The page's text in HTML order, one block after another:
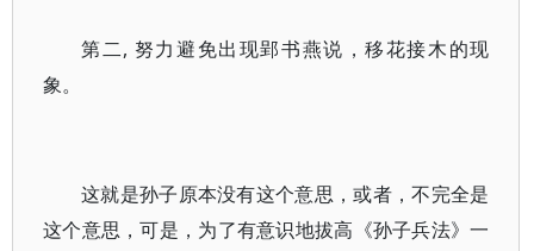
第二, 努力避免出现郢书燕说，移花接木的现
象。
这就是孙子原本没有这个意思，或者，不完全是
这个意思，可是，为了有意识地拔高《孙子兵法》一